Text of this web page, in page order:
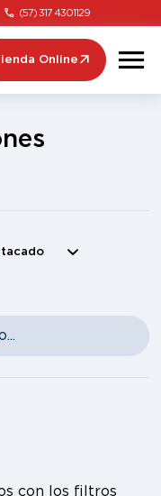
(57) 317 4301129
Online
con los filtros